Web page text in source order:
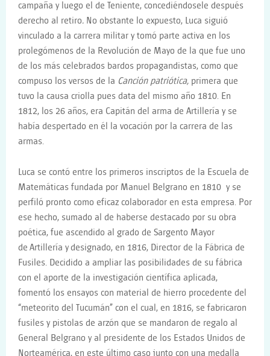
campaña y luego el de Teniente, concediéndosele después
derecho al retiro. No obstante lo expuesto, Luca siguió
vinculado a la carrera militar y tomó parte activa en los
prolegómenos de la Revolución de Mayo de la que fue uno
de los más celebrados bardos propagandistas, como que
compuso los versos de la Canción patriótica, primera que
tuvo la causa criolla pues data del mismo año 1810. En
1812, los 26 años, era Capitán del arma de Artillería y se
había despertado en él la vocación por la carrera de las
armas.
Luca se contó entre los primeros inscriptos de la Escuela de
Matemáticas fundada por Manuel Belgrano en 1810 y se
perfiló pronto como eficaz colaborador en esta empresa. Por
ese hecho, sumado al de haberse destacado por su obra
poética, fue ascendido al grado de Sargento Mayor
de Artillería ydesignado, en 1816, Director de la Fábrica de
Fusiles. Decidido a ampliar las posibilidades de su fábrica
con el aporte de la investigación científica aplicada,
fomentó los ensayos con material de hierro procedente del
“meteorito del Tucumán” con el cual, en 1816, se fabricaron
fusiles y pistolas de arzón que se mandaron de regalo al
General Belgrano y al presidente de los Estados Unidos de
Norteamérica, en este último caso junto con una medalla